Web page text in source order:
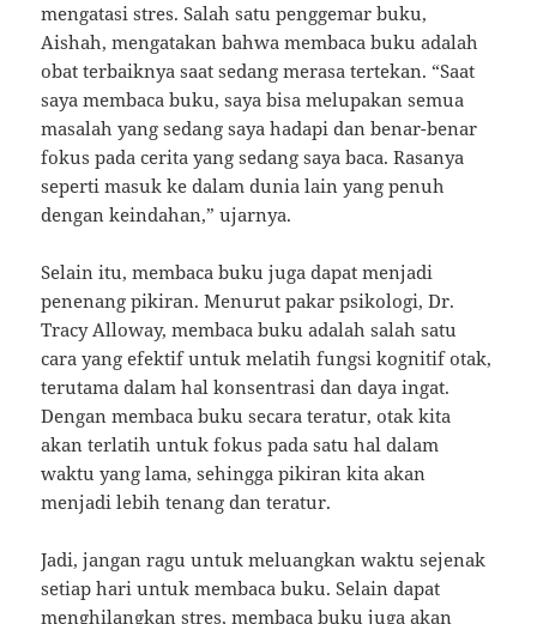
mengatasi stres. Salah satu penggemar buku,
Aishah, mengatakan bahwa membaca buku adalah
obat terbaiknya saat sedang merasa tertekan. “Saat
saya membaca buku, saya bisa melupakan semua
masalah yang sedang saya hadapi dan benar-benar
fokus pada cerita yang sedang saya baca. Rasanya
seperti masuk ke dalam dunia lain yang penuh
dengan keindahan,” ujarnya.
Selain itu, membaca buku juga dapat menjadi
penenang pikiran. Menurut pakar psikologi, Dr.
Tracy Alloway, membaca buku adalah salah satu
cara yang efektif untuk melatih fungsi kognitif otak,
terutama dalam hal konsentrasi dan daya ingat.
Dengan membaca buku secara teratur, otak kita
akan terlatih untuk fokus pada satu hal dalam
waktu yang lama, sehingga pikiran kita akan
menjadi lebih tenang dan teratur.
Jadi, jangan ragu untuk meluangkan waktu sejenak
setiap hari untuk membaca buku. Selain dapat
menghilangkan stres, membaca buku juga akan